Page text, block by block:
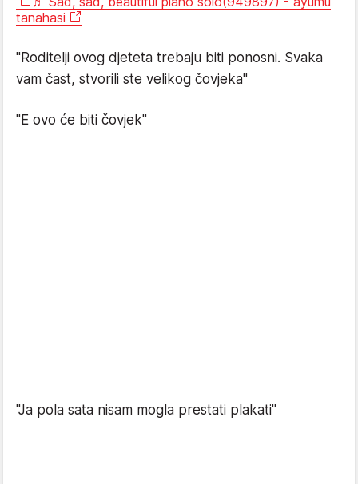
tanahasi
"Roditelji ovog djeteta trebaju biti ponosni. Svaka
vam čast, stvorili ste velikog čovjeka"
"E ovo će biti čovjek"
"Ja pola sata nisam mogla prestati plakati"